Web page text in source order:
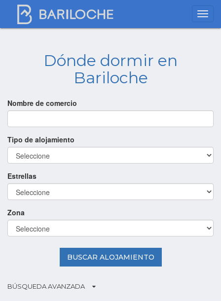
Dónde dormir en
Bariloche
Nombre de comercio
Tipo de alojamiento
Estrellas
Zona
BUSCAR ALOJAMIENTO
BÚSQUEDA AVANZADA